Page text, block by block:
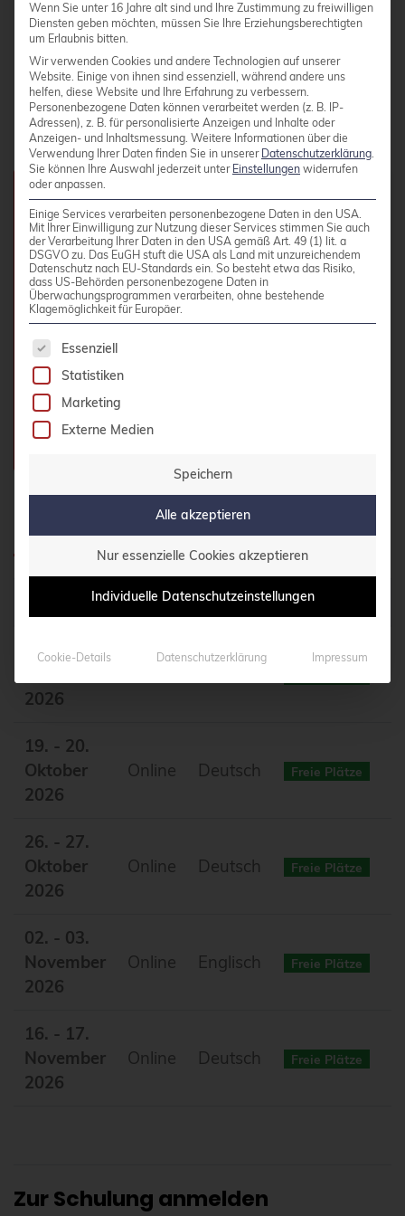
Kurs-Details
Gebühr:1.490,00 EUR zzgl. MwSt. pro
Person
Dauer:
Schulungszeiten:
Uhr
Teilnehmerzahl:
Geplante Termine
Ort Sprache Status
05. - 06.
2026
19. - 20.
Oktober
2026
Online Deutsch Freie Plätze
26. - 27.
Oktober
2026
Online Deutsch Freie Plätze
02. - 03.
November
2026
Online Englisch Freie Plätze
16. - 17.
November
2026
Online Deutsch Freie Plätze
Zur Schulung anmelden
Wenn Sie unter 16 Jahre alt sind und Ihre Zustimmung zu freiwilligen
Diensten geben möchten, müssen Sie Ihre Erziehungsberechtigten
um Erlaubnis bitten.
Wir verwenden Cookies und andere Technologien auf unserer
Website. Einige von ihnen sind essenziell, während andere uns
helfen, diese Website und Ihre Erfahrung zu verbessern.
Personenbezogene Daten können verarbeitet werden (z. B. IP-
Adressen), z. B. für personalisierte Anzeigen und Inhalte oder
Anzeigen- und Inhaltsmessung. Weitere Informationen über die
Verwendung Ihrer Daten finden Sie in unserer Datenschutzerklärung
Sie können Ihre Auswahl jederzeit unter Einstellungen widerrufen
oder anpassen.
Einige Services verarbeiten personenbezogene Daten in den USA.
Mit Ihrer Einwilligung zur Nutzung dieser Services stimmen Sie auch
der Verarbeitung Ihrer Daten in den USA gemäß Art. 49 (1) lit. a
DSGVO zu. Das EuGH stuft die USA als Land mit unzureichendem
Datenschutz nach EU-Standards ein. So besteht etwa das Risiko,
dass US-Behörden personenbezogene Daten in
Überwachungsprogrammen verarbeiten, ohne bestehende
Klagemöglichkeit für Europäer.
Es folgt eine Liste der Service-Gruppen, für die
Essenziell
Statistiken
Marketing
Externe Medien
Speichern
Alle akzeptieren
Nur essenzielle Cookies akzeptieren
Individuelle Datenschutzeinstellungen
Cookie-Details Datenschutzerklärung Impressum